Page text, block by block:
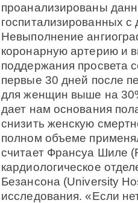
проанализированы
госпитализированных
Невыполнение
коронарную артерию и
поддержания просвета
первые 30 дней после
для женщин выше на
дает нам основания
снизить женскую
полном объеме
считает Франсуа Шиле
кардиологическое
Безансона (University
исследования. «Если